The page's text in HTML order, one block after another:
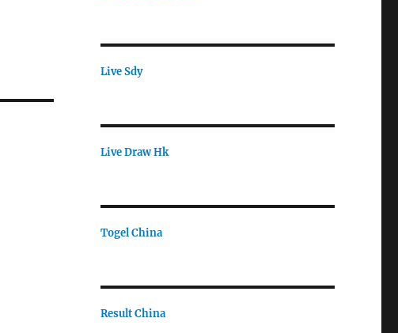
Live Sdy
Live Draw Hk
Togel China
Result China